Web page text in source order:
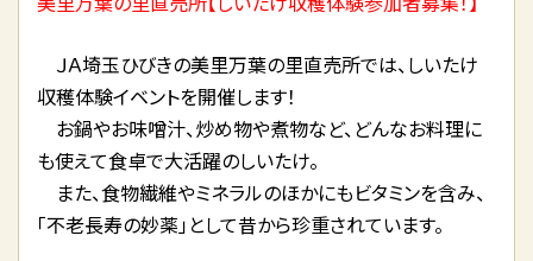
ＪＡ埼玉ひびきの美里万葉の里直売所では、しいたけ
収穫体験イベントを開催します！
お鍋やお味噌汁、炒め物や煮物など、どんなお料理に
も使えて食卓で大活躍のしいたけ。
また、食物繊維やミネラルのほかにもビタミンを含み、
「不老長寿の妙薬」として昔から珍重されています。